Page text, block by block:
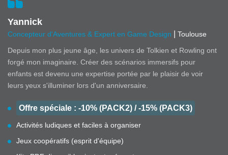
Yannick
Concepteur d'Aventures & Expert en Game Design
Toulouse
Depuis mon plus jeune âge, les univers de Tolkien et Rowling ont
forgé mon imaginaire. Créer des scénarios immersifs pour
enfants est devenu une expertise portée par le plaisir de voir
leurs yeux s'illuminer lors d'un anniversaire.
Offre spéciale : -10% (PACK2) / -15% (PACK3)
Activités ludiques et faciles à organiser
Jeux coopératifs (esprit d'équipe)